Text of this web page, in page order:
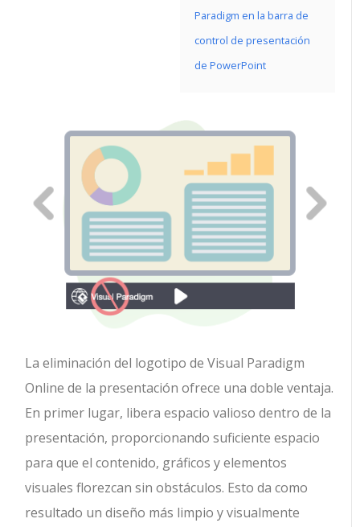
Paradigm en la barra de
control de presentación
de PowerPoint
La eliminación del logotipo de Visual Paradigm
Online de la presentación ofrece una doble ventaja.
En primer lugar, libera espacio valioso dentro de la
presentación, proporcionando suficiente espacio
para que el contenido, gráficos y elementos
visuales florezcan sin obstáculos. Esto da como
resultado un diseño más limpio y visualmente